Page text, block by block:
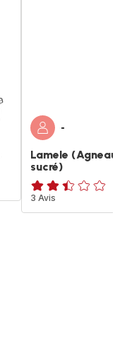
-
Lamele (Agneau
sucré)
ratings.2.4
3 Avis